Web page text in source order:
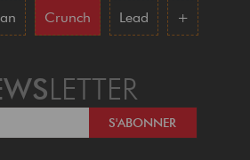
Crunch Lead +
LETTER